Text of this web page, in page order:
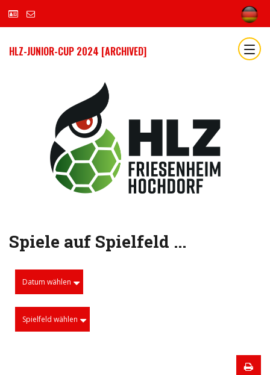
HLZ-JUNIOR-CUP 2024 [ARCHIVED]
Spiele auf Spielfeld ...
Datum wählen
Spielfeld wählen